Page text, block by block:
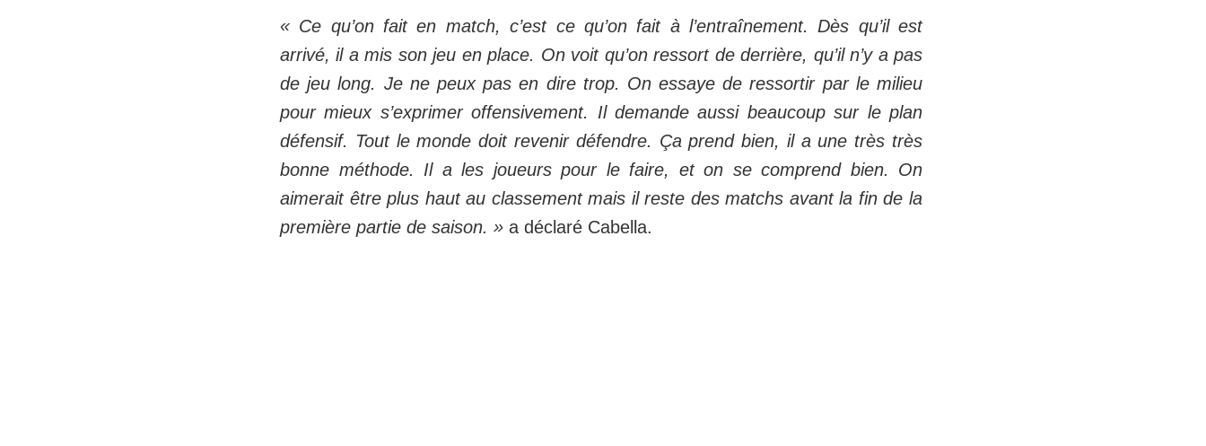
« Ce qu’on fait en match, c’est ce qu’on fait à l’entraînement. Dès qu’il est
arrivé, il a mis son jeu en place. On voit qu’on ressort de derrière, qu’il n’y a pas
de jeu long. Je ne peux pas en dire trop. On essaye de ressortir par le milieu
pour mieux s’exprimer offensivement. Il demande aussi beaucoup sur le plan
défensif. Tout le monde doit revenir défendre. Ça prend bien, il a une très très
bonne méthode. Il a les joueurs pour le faire, et on se comprend bien. On
aimerait être plus haut au classement mais il reste des matchs avant la fin de la
première partie de saison. » a déclaré Cabella.